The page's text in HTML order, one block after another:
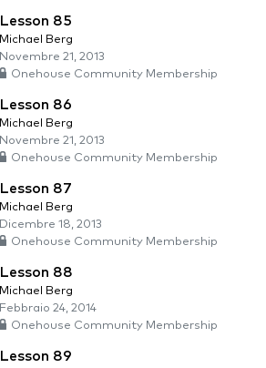
Lesson 85
Michael Berg
Novembre 21, 2013
Onehouse Community Membership
Lesson 86
Michael Berg
Novembre 21, 2013
Onehouse Community Membership
Lesson 87
Michael Berg
Dicembre 18, 2013
Onehouse Community Membership
Lesson 88
Michael Berg
Febbraio 24, 2014
Onehouse Community Membership
Lesson 89